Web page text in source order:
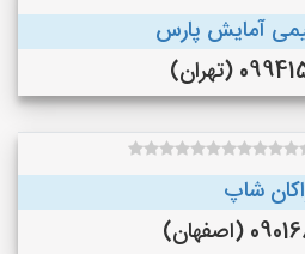
آمایش پارس
(تهران)
شاپ